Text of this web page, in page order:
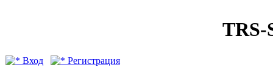
TRS-
Вход Регистрация